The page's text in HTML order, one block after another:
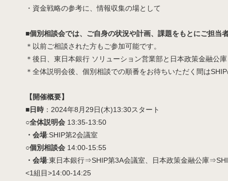
・資金戦略の参考に、情報収集の場として
■個別相談会では、ご自身の状況や計画、課題をもとにご担当
＊以前ご相談された方もご参加可能です。
＊後日、東日本銀行 ソリューション営業部と日本政策金融公
＊全体説明会後、個別相談での順番をお待ちいただく間は
【開催概要】
■日時 ：2024年8月29日(木)13:30スタート
○全体説明会 13:35-13:50
・会場:SHIP第2会議室
○個別相談会 14:00-15:55
・会場:東日本銀行⇒SHIP第3A会議室、日本政策金融公庫
<1組目>14:00-14:25